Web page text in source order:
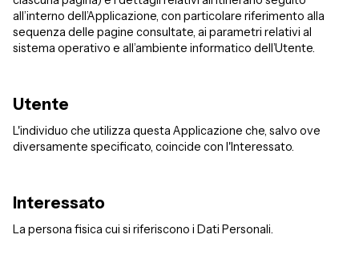
all’interno dell’Applicazione, con particolare riferimento alla
sequenza delle pagine consultate, ai parametri relativi al
sistema operativo e all’ambiente informatico dell’Utente.
Utente
L'individuo che utilizza questa Applicazione che, salvo ove
diversamente specificato, coincide con l'Interessato.
Interessato
La persona fisica cui si riferiscono i Dati Personali.